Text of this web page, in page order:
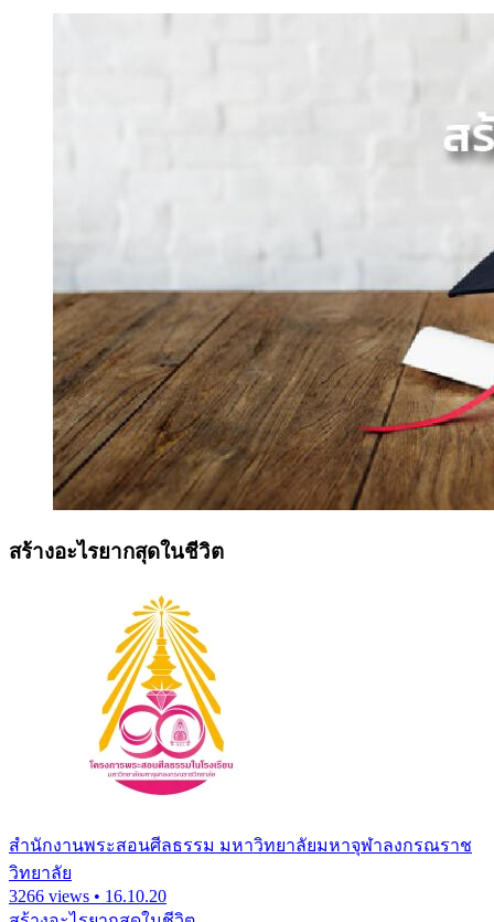
สร้างอะไรยากสุดในชีวิต
สํานักงานพระสอนศีลธรรม มหาวิทยาลัยมหาจุฬาลงกรณราช
วิทยาลัย
3266 views • 16.10.20